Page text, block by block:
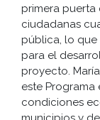
primera
ciudadanas
pública, lo que
para el
proyecto.
este Programa
condiciones